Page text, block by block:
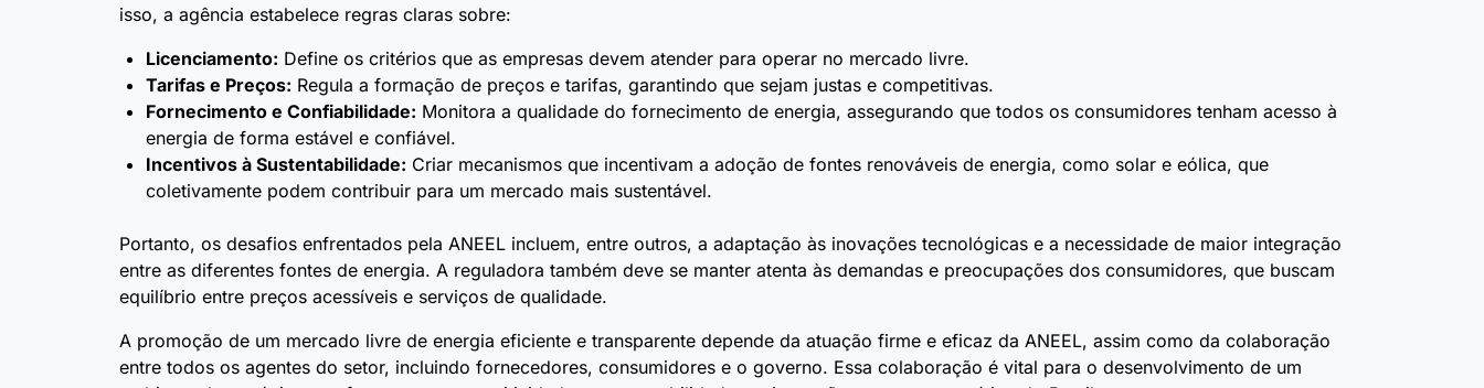
isso, a agência estabelece regras claras sobre:
Licenciamento: Define os critérios que as empresas devem atender para operar no mercado livre.
Tarifas e Preços: Regula a formação de preços e tarifas, garantindo que sejam justas e competitivas.
Fornecimento e Confiabilidade: Monitora a qualidade do fornecimento de energia, assegurando que todos os consumidores tenham acesso à
energia de forma estável e confiável.
Incentivos à Sustentabilidade: Criar mecanismos que incentivam a adoção de fontes renováveis de energia, como solar e eólica, que
coletivamente podem contribuir para um mercado mais sustentável.
Portanto, os desafios enfrentados pela ANEEL incluem, entre outros, a adaptação às inovações tecnológicas e a necessidade de maior integração
entre as diferentes fontes de energia. A reguladora também deve se manter atenta às demandas e preocupações dos consumidores, que buscam
equilíbrio entre preços acessíveis e serviços de qualidade.
A promoção de um mercado livre de energia eficiente e transparente depende da atuação firme e eficaz da ANEEL, assim como da colaboração
entre todos os agentes do setor, incluindo fornecedores, consumidores e o governo. Essa colaboração é vital para o desenvolvimento de um